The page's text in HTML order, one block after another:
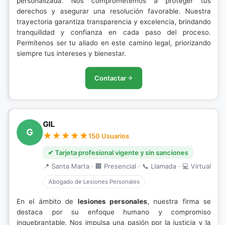
derechos y asegurar una resolución favorable. Nuestra
trayectoria garantiza transparencia y excelencia, brindando
tranquilidad y confianza en cada paso del proceso.
Permítenos ser tu aliado en este camino legal, priorizando
siempre tus intereses y bienestar.
Contactar
G
GIL
150 Usuarios
✔ Tarjeta profesional vigente y sin sanciones
📍 Santa Marta · 🏢 Presencial · 📞 Llamada · 💻 Virtual
Abogado de Lesiones Personales
En el ámbito de lesiones personales, nuestra firma se
destaca por su enfoque humano y compromiso
inquebrantable. Nos impulsa una pasión por la justicia y la